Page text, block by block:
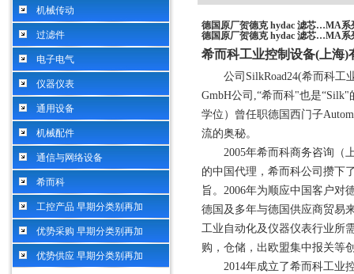
机械传动
过滤件
电子电气
仪器仪表
通用设备
机械配件
通信与网络设备
希而科
工控产品 早期分类别再加
优势采购 早期分类别再加
优势供应 早期分类别再加
德国原厂贺德克 hydac 滤芯…MA系
德国原厂贺德克 hydac 滤芯…MA系
希而科工业控制设备( 上海)
公司 SilkRoad24(希而科工
GmbH公司,“希而科"也是
学位）曾任职德国西门子
流的奥秘。
2005年希而科商务咨询（
的中国代理，希而科公司攒下
旨。2006年为顺应中国客户对
德国及多年与德国供应商贸易
工业自动化及仪器仪表行业所
购，仓储，出欧盟集中报关等
2014年成立了希而科工业